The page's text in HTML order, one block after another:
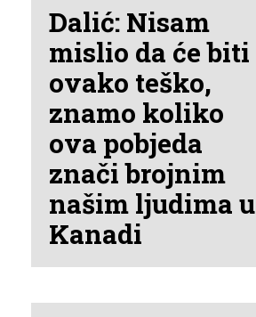
Dalić: Nisam
mislio da će biti
ovako teško,
znamo koliko
ova pobjeda
znači brojnim
našim ljudima u
Kanadi